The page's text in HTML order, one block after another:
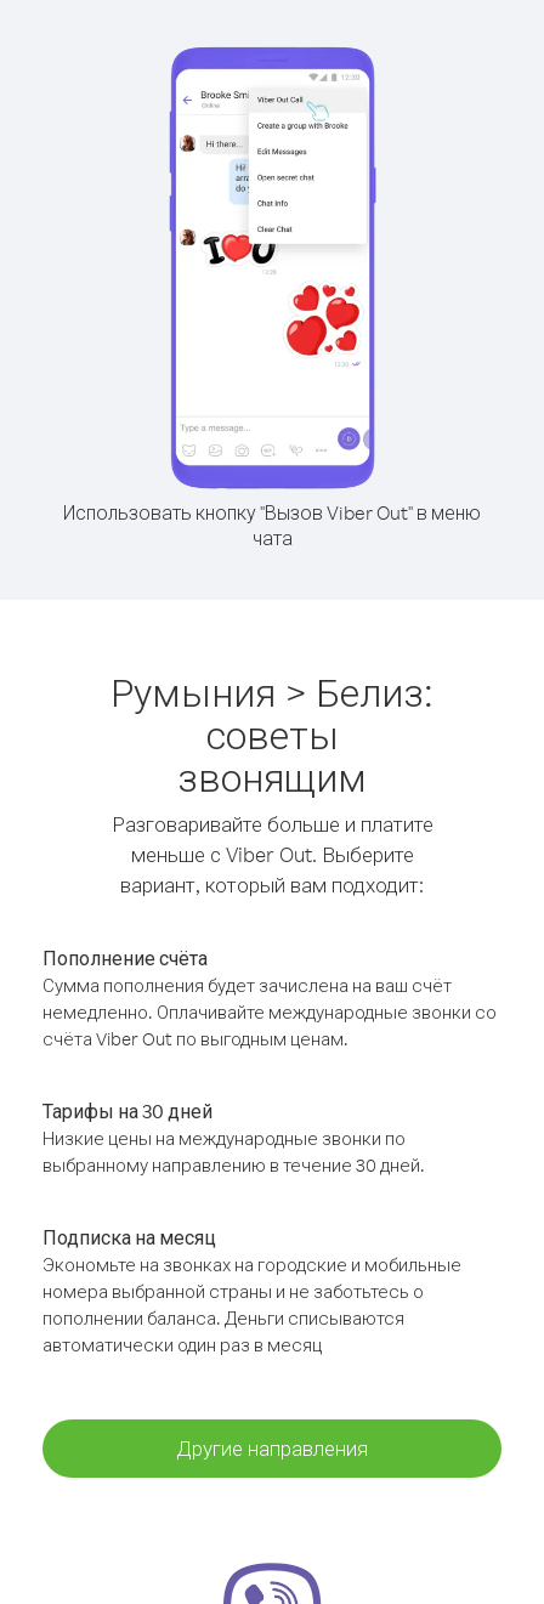
Использовать кнопку "Вызов Viber Out" в меню
чата
Румыния > Белиз:
советы
звонящим
Разговаривайте больше и платите
меньше с Viber Out. Выберите
вариант, который вам подходит:
Пополнение счёта
Сумма пополнения будет зачислена на ваш счёт
немедленно. Оплачивайте международные звонки со
счёта Viber Out по выгодным ценам.
Тарифы на 30 дней
Низкие цены на международные звонки по
выбранному направлению в течение 30 дней.
Подписка на месяц
Экономьте на звонках на городские и мобильные
номера выбранной страны и не заботьтесь о
пополнении баланса. Деньги списываются
автоматически один раз в месяц
Другие направления